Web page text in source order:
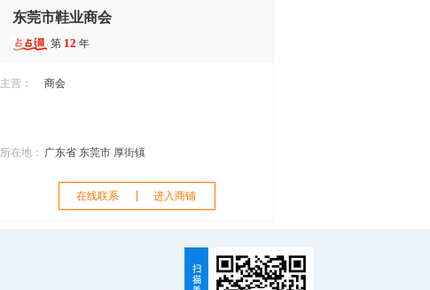
东莞市鞋业商会
第 12 年
主营： 商会
所在地： 广东省 东莞市 厚街镇
在线联系 进入商铺